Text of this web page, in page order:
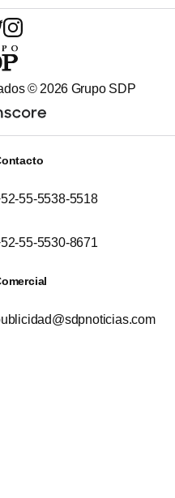
© 2026 Grupo SDP
55-5538-5518
55-5530-8671